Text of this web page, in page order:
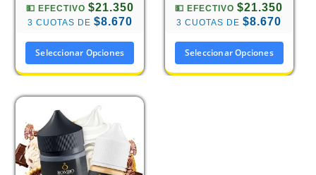
💵 EFECTIVO $21.350
3 CUOTAS DE $8.670
Seleccionar Opciones
💵 EFECTIVO$21.350
3 CUOTAS DE$8.670
Seleccionar Opciones